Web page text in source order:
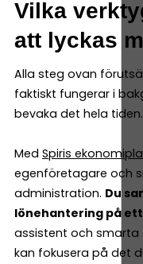
Vilka
att lyckas
Alla steg ovan
faktiskt fungerar i
bevaka det hela tiden.
Med Spiris
egenföretagare och
administration. Du
lönehantering på
assistent och
kan fokusera på det